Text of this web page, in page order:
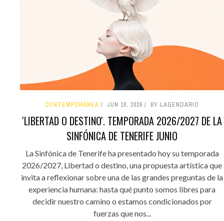
CONTEMPORÁNEA JUN 10, 2026 BY LAGENDARIO
'LIBERTAD O DESTINO'. TEMPORADA 2026/2027 DE LA
SINFÓNICA DE TENERIFE JUNIO
La Sinfónica de Tenerife ha presentado hoy su temporada
2026/2027, Libertad o destino, una propuesta artística que
invita a reflexionar sobre una de las grandes preguntas de la
experiencia humana: hasta qué punto somos libres para
decidir nuestro camino o estamos condicionados por
fuerzas que nos...